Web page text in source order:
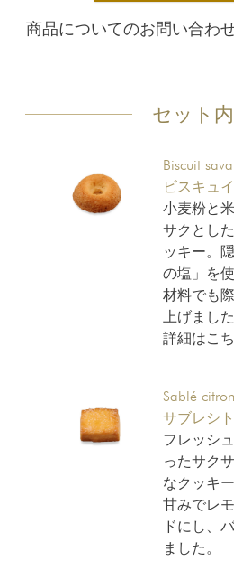
商品についてのお問い合わ
セット
Biscuit
ビスキュ
小麦粉と
サクとし
ッキー。
の塩」を
材料でも
上げました
詳細はこ
Sablé citron
サブレシ
フレッシ
ったサク
なクッキ
甘みでレ
ドにし、
ました。